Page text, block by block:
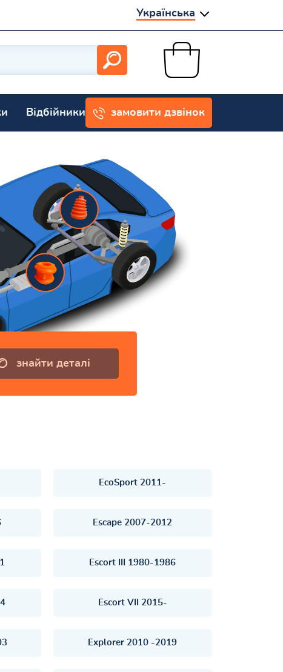
Українська
Відбійники замовити дзвінок
знайти деталі
EcoSport 2011-
Escape 2007-2012
Escort III 1980-1986
Escort VII 2015-
Explorer 2010 -2019